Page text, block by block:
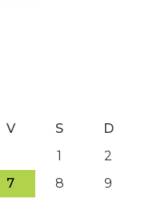
V S
D
1
2
7 8
9